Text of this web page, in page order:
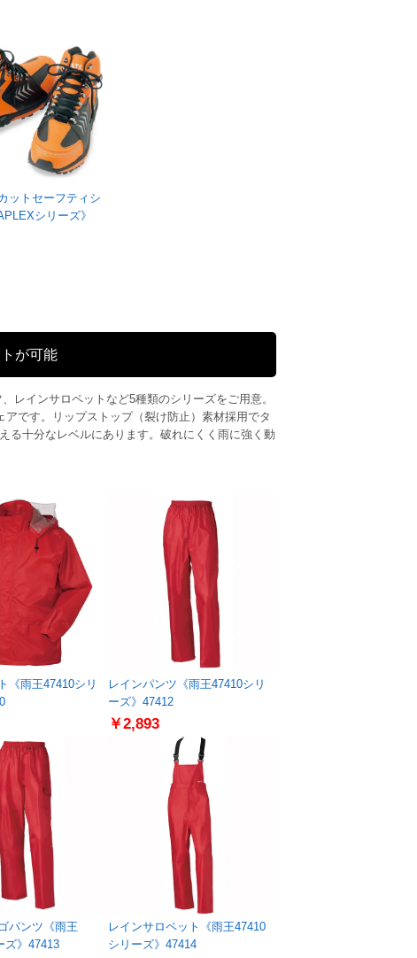
ットセーフティシ
シリーズ》
が可能
レインサロペットなど5種類のシリーズをご用意。
です。リップストップ（裂け防止）素材採用でタ
る十分なレベルにあります。破れにくく雨に強く動
《雨王47410シリ レインパンツ《雨王47410シリ
ーズ》47412
￥2,893
パンツ《雨王
ズ》47413
レインサロペット《雨王47410
シリーズ》47414